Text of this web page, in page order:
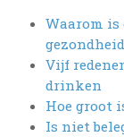
Waarom is
Vijf
drinken
Hoe groot
Is niet